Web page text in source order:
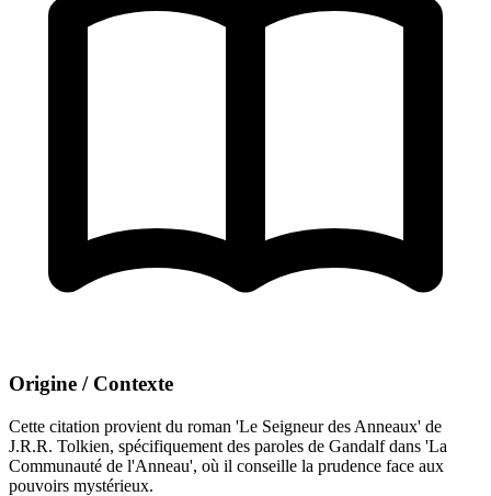
Origine / Contexte
Cette citation provient du roman 'Le Seigneur des Anneaux' de
J.R.R. Tolkien, spécifiquement des paroles de Gandalf dans 'La
Communauté de l'Anneau', où il conseille la prudence face aux
pouvoirs mystérieux.